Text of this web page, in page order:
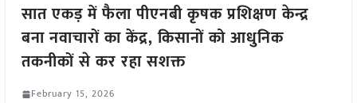
सात एकड़ में फैला पीएनबी कृषक प्रशिक्षण केन्द्र
बना नवाचारों का केंद्र, किसानों को आधुनिक
तकनीकों से कर रहा सशक्त
February 15, 2026